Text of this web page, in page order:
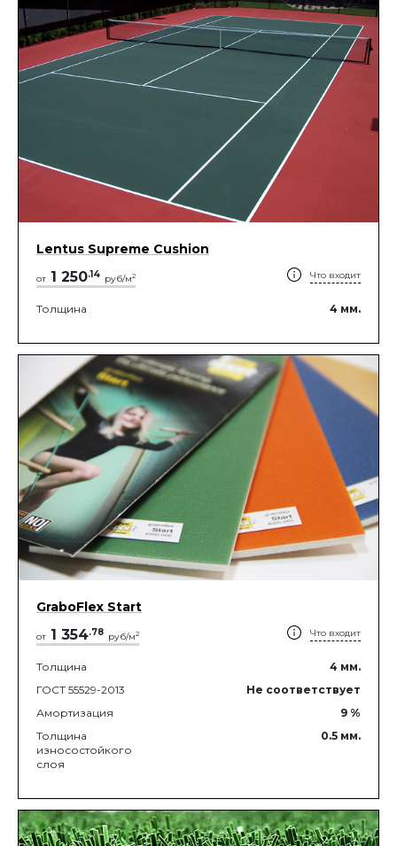
Lentus Supreme Cushion
от 1 250.14 руб/м2 Что входит
Толщина 4 мм.
GraboFlex Start
от 1 354.78 руб/м2 Что входит
Толщина 4 мм.
ГОСТ 55529-2013
Не соответствует
Амортизация
9 %
Толщина
износостойкого
слоя
0.5 мм.